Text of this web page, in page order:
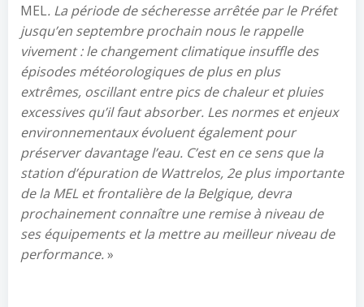
MEL. La période de sécheresse arrêtée par le Préfet
jusqu’en septembre prochain nous le rappelle
vivement : le changement climatique insuffle des
épisodes météorologiques de plus en plus
extrêmes, oscillant entre pics de chaleur et pluies
excessives qu’il faut absorber. Les normes et enjeux
environnementaux évoluent également pour
préserver davantage l’eau. C’est en ce sens que la
station d’épuration de Wattrelos, 2e plus importante
de la MEL et frontalière de la Belgique, devra
prochainement connaître une remise à niveau de
ses équipements et la mettre au meilleur niveau de
performance. »